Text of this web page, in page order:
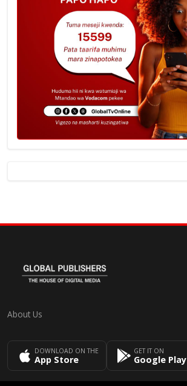
About Us
DOWNLOAD ON THE
App Store
GET IT ON
Google Play